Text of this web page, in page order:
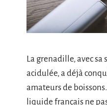
La grenadille, avec sa
acidulée, a déjà
amateurs de
liquide français ne